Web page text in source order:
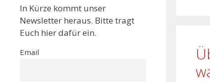
In Kürze kommt unser
Newsletter heraus. Bitte tragt
Euch hier dafür ein.
Email